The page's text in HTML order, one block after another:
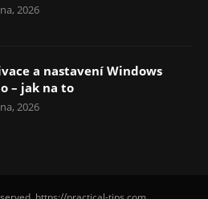
2026
a nastavení Windows
– jak na to
2026